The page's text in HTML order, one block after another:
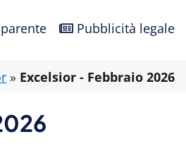
Pubblicità legale
» Excelsior - Febbraio 2026